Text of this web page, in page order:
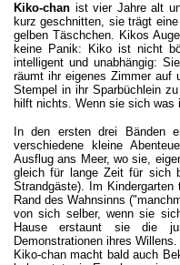
Kiko-chan ist vier Jahre alt
kurz geschnitten, sie trägt
gelben Täschchen. Kikos
keine Panik: Kiko ist nicht
intelligent und unabhängig:
räumt ihr eigenes Zimmer auf
Stempel in ihr Sparbüchlein
hilft nichts. Wenn sie sich
In den ersten drei Bänden
verschiedene kleine
Ausflug ans Meer, wo sie,
gleich für lange Zeit für sich
Strandgäste). Im
Rand des Wahnsinns
von sich selber, wenn sie
Hause erstaunt sie die
Demonstrationen ihres Willens.
Kiko-chan macht bald auch